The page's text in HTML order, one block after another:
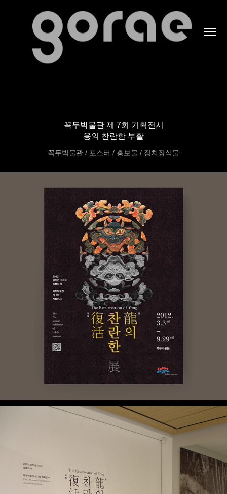
꼭두박물관 제 7회 기획전시
용의 찬란한 부활
꼭두박물관 / 포스터 / 홍보물 / 장치장식물